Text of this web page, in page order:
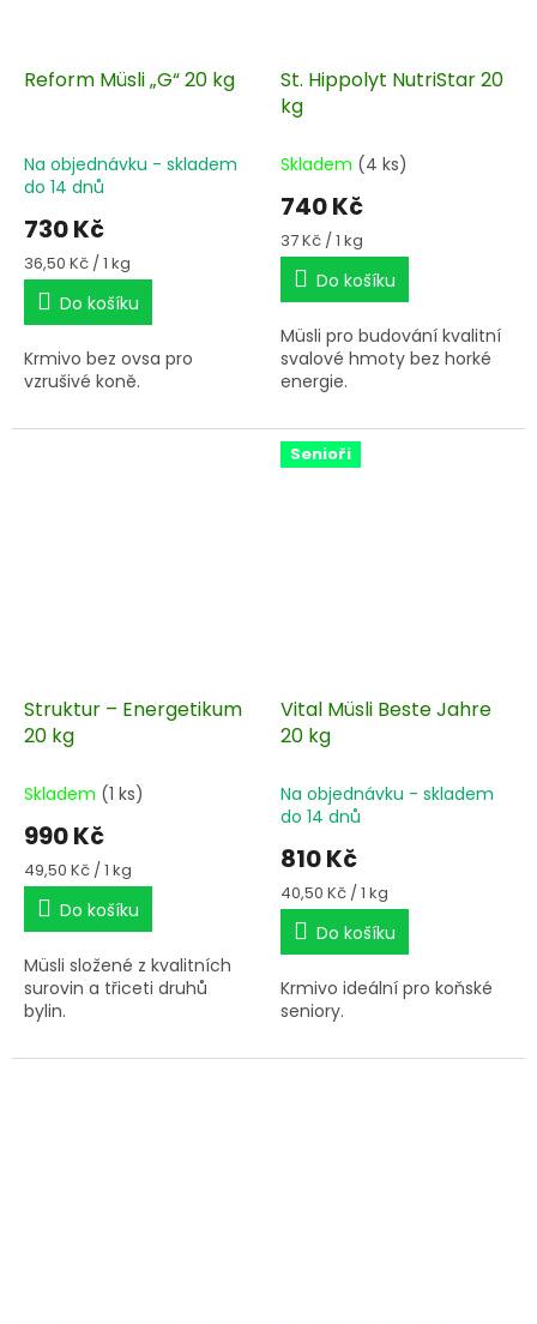
Reform Müsli „G“ 20 kg
Na objednávku - skladem
do 14 dnů
730 Kč
Měrná
cena:
36,50 Kč / 1 kg
Do košíku
Krmivo bez ovsa pro
vzrušivé koně.
St. Hippolyt NutriStar 20
kg
Skladem (4 ks)
740 Kč
Měrná
cena:
37 Kč / 1 kg
Do košíku
Müsli pro budování kvalitní
svalové hmoty bez horké
energie.
Struktur – Energetikum
20 kg
Skladem (1 ks)
990 Kč
Měrná
cena:
49,50 Kč / 1 kg
Do košíku
Müsli složené z kvalitních
surovin a třiceti druhů
bylin.
Senioři
Vital Müsli Beste Jahre
20 kg
Na objednávku - skladem
do 14 dnů
810 Kč
Měrná
cena:
40,50 Kč / 1 kg
Do košíku
Krmivo ideální pro koňské
seniory.